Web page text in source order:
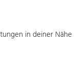
in deiner Nähe